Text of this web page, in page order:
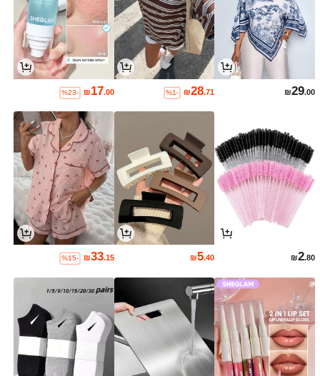
₪29.00
₪28.71
%1-
₪17.00
%23-
₪2.80
₪5.40
₪33.15
%15-